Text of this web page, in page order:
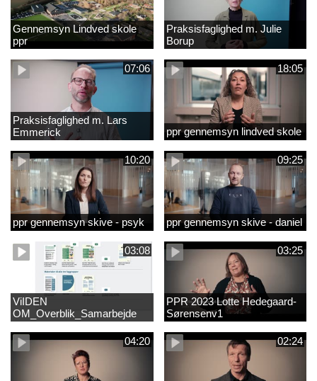
Gennemsyn Lindved skole
ppr
Praksisfaglighed m. Julie
Borup
07:06
Praksisfaglighed m. Lars
Emmerick
18:05
ppr gennemsyn lindved skole
10:20
ppr gennemsyn skive - psyk
09:25
ppr gennemsyn skive - daniel
03:08
ViIDEN
OM_Overblik_Samarbejde
med forældre om sproglig
udvikling og forebyggelse af
læsevanskelighede
03:25
PPR 2023 Lotte Hedegaard-
Sørensenv1
04:20 02:24